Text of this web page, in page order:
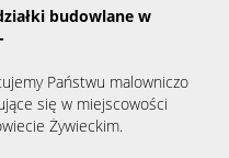
budowlane w
Państwu malowniczo
się w miejscowości
Żywieckim.